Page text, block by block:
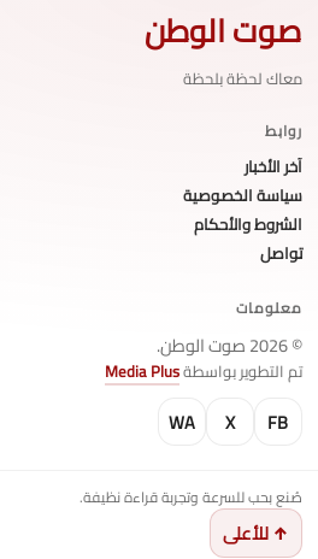
صوت الوطن
معاك لحظة بلحظة
روابط
آخر الأخبار
سياسة الخصوصية
الشروط والأحكام
تواصل
معلومات
© 2026 صوت الوطن.
تم التطوير بواسطةMedia Plus
FB
X
WA
صُنع بحب للسرعة وتجربة قراءة نظيفة.
↑ للأعلى